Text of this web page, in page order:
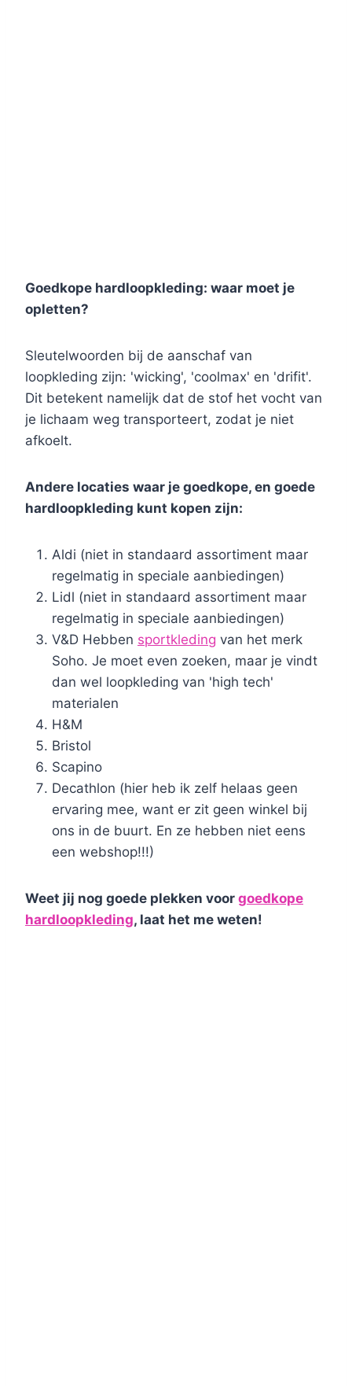
Goedkope hardloopkleding: waar moet je
opletten?
Sleutelwoorden bij de aanschaf van
loopkleding zijn: 'wicking', 'coolmax' en 'drifit'.
Dit betekent namelijk dat de stof het vocht van
je lichaam weg transporteert, zodat je niet
afkoelt.
Andere locaties waar je goedkope, en goede
hardloopkleding kunt kopen zijn:
Aldi (niet in standaard assortiment maar
regelmatig in speciale aanbiedingen)
Lidl (niet in standaard assortiment maar
regelmatig in speciale aanbiedingen)
V&D Hebben sportkleding van het merk
Soho. Je moet even zoeken, maar je vindt
dan wel loopkleding van 'high tech'
materialen
H&M
Bristol
Scapino
Decathlon (hier heb ik zelf helaas geen
ervaring mee, want er zit geen winkel bij
ons in de buurt. En ze hebben niet eens
een webshop!!!)
Weet jij nog goede plekken voor goedkope
hardloopkleding, laat het me weten!